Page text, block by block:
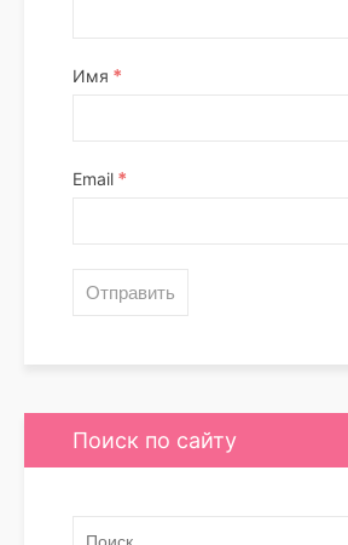
Имя *
Email *
Поиск по сайту